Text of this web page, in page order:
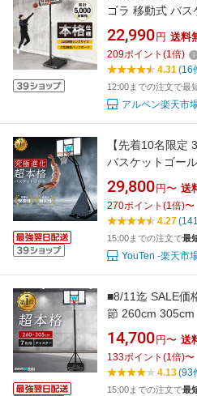
ゴラ 移動式 バ
215~305cm 高さ
対応 TR-
ットゴール バス
22,990 円 送料
209ポイント (1倍)
4.31(16
12:00までの注文で最
アルペン楽天市
【先着10名限定
バスケットゴー
2年保証 足元フ
ミニバスサイズ
対応 キャスター
公式サイズ リン
29,800 円〜 送
270ポイント (1倍)〜
4.27
15:00までの注文で最
YouTen -楽天市
■8/11迄 SALE価
節 260cm
式サイズ 305cm
家庭用 移動式
バスケットボー
スケットボード
14,700 円〜 送
133ポイント (1倍)〜
4.13(93
15:00までの注文で最